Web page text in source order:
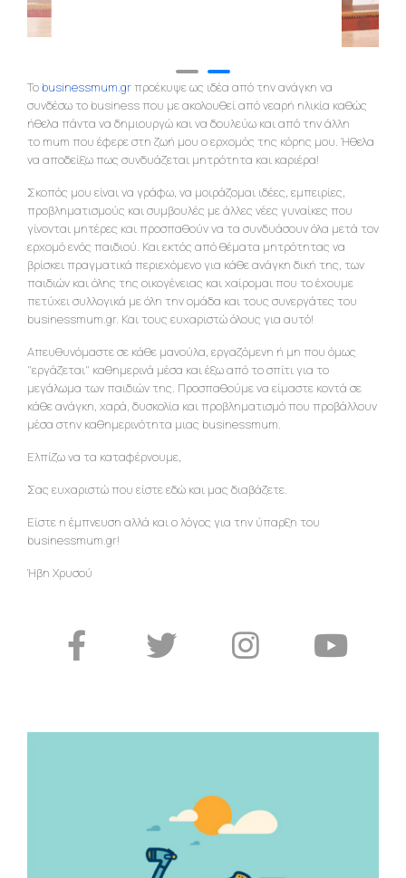
Το businessmum.grπροέκυψε ως ιδέα από την ανάγκη να
συνδέσω το business που με ακολουθεί από νεαρή ηλικία καθώς
ήθελα πάντα να δημιουργώ και να δουλεύω και από την άλλη
το mum που έφερε στη ζωή μου ο ερχομός της κόρης μου. Ήθελα
να αποδείξω πως συνδυάζεται μητρότητα και καριέρα!
Σκοπός μου είναι να γράφω, να μοιράζομαι ιδέες, εμπειρίες,
προβληματισμούς και συμβουλές με άλλες νέες γυναίκες που
γίνονται μητέρες και προσπαθούν να τα συνδυάσουν όλα μετά τον
ερχομό ενός παιδιού. Και εκτός από θέματα μητρότητας να
βρίσκει πραγματικά περιεχόμενο για κάθε ανάγκη δική της, των
παιδιών και όλης της οικογένειας και χαίρομαι που το έχουμε
πετύχει συλλογικά με όλη την ομάδα και τους συνεργάτες του
businessmum.gr. Και τους ευχαριστώ όλους για αυτό!
Απευθυνόμαστε σε κάθε μανούλα, εργαζόμενη ή μη που όμως
"εργάζεται" καθημερινά μέσα και έξω από το σπίτι για το
μεγάλωμα των παιδιών της. Προσπαθούμε να είμαστε κοντά σε
κάθε ανάγκη, χαρά, δυσκολία και προβληματισμό που προβάλλουν
μέσα στην καθημερινότητα μιας businessmum.
Ελπίζω να τα καταφέρνουμε,
Σας ευχαριστώ που είστε εδώ και μας διαβάζετε.
Είστε η έμπνευση αλλά και o λόγος για την ύπαρξη του
businessmum.gr!
Ήβη Χρυσού